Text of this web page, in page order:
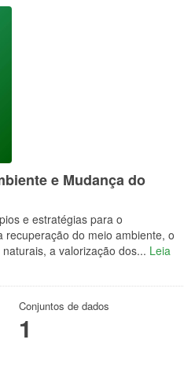
e Mudança do
e estratégias para o
do meio ambiente, o
a valorização dos... Leia
Conjuntos de dados
1